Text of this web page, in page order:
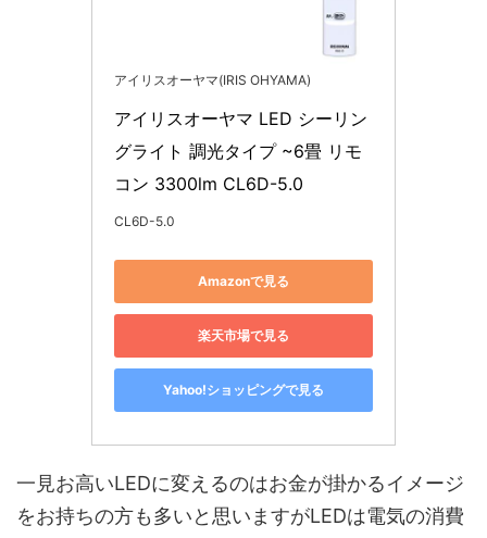
アイリスオーヤマ(IRIS OHYAMA)
アイリスオーヤマ LED シーリン
グライト 調光タイプ ~6畳 リモ
コン 3300lm CL6D-5.0
CL6D-5.0
Amazonで見る
楽天市場で見る
Yahoo!ショッピングで見る
一見お高いLEDに変えるのはお金が掛かるイメージ
をお持ちの方も多いと思いますがLEDは電気の消費